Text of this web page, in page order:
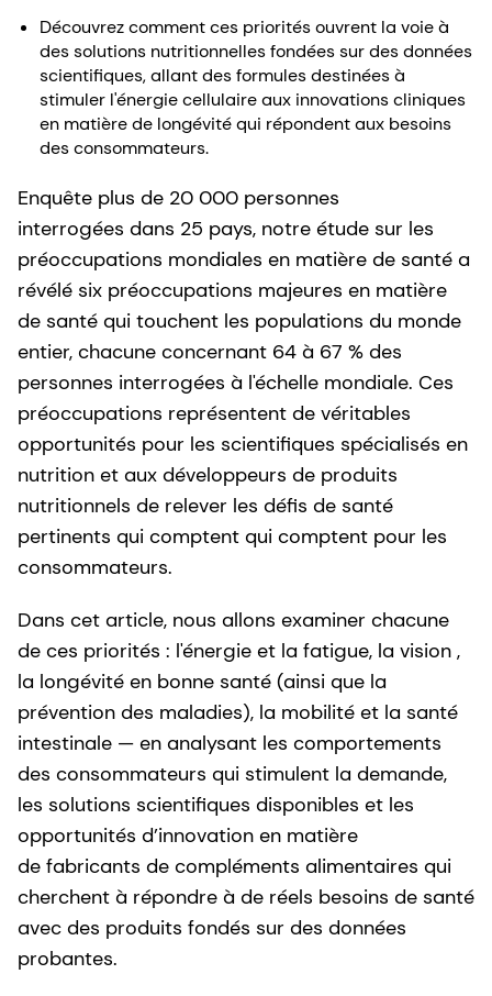
Découvrez comment ces priorités ouvrent la voie à
des solutions nutritionnelles fondées sur des données
scientifiques, allant des formules destinées à
stimuler l'énergie cellulaire aux innovations cliniques
en matière de longévité qui répondent aux besoins
des consommateurs.
Enquête plus de 20 000 personnes
interrogées dans 25 pays, notre étude sur les
préoccupations mondiales en matière de santé a
révélé six préoccupations majeures en matière
de santé qui touchent les populations du monde
entier, chacune concernant 64 à 67 % des
personnes interrogées à l'échelle mondiale. Ces
préoccupations représentent de véritables
opportunités pour les scientifiques spécialisés en
nutrition et aux développeurs de produits
nutritionnels de relever les défis de santé
pertinents qui comptent qui comptent pour les
consommateurs.
Dans cet article, nous allons examiner chacune
de ces priorités : l'énergie et la fatigue, la vision ,
la longévité en bonne santé (ainsi que la
prévention des maladies), la mobilité et la santé
intestinale — en analysant les comportements
des consommateurs qui stimulent la demande,
les solutions scientifiques disponibles et les
opportunités d’innovation en matière
de fabricants de compléments alimentaires qui
cherchent à répondre à de réels besoins de santé
avec des produits fondés sur des données
probantes.